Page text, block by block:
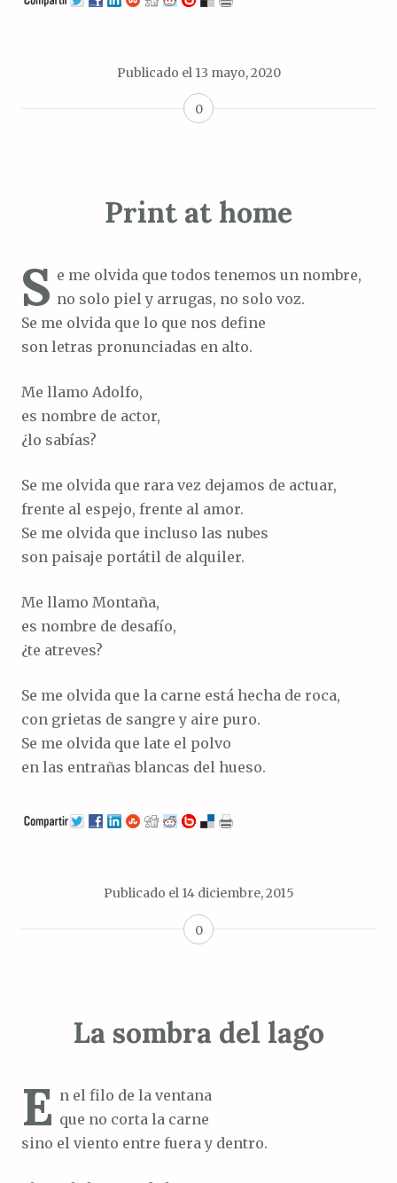
Publicado el 13 mayo, 2020
0
Print at home
S e me olvida que todos tenemos un nombre,
no solo piel y arrugas, no solo voz.
Se me olvida que lo que nos define
son letras pronunciadas en alto.
Me llamo Adolfo,
es nombre de actor,
¿lo sabías?
Se me olvida que rara vez dejamos de actuar,
frente al espejo, frente al amor.
Se me olvida que incluso las nubes
son paisaje portátil de alquiler.
Me llamo Montaña,
es nombre de desafío,
¿te atreves?
Se me olvida que la carne está hecha de roca,
con grietas de sangre y aire puro.
Se me olvida que late el polvo
en las entrañas blancas del hueso.
Publicado el 14 diciembre, 2015
0
La sombra del lago
E n el filo de la ventana
que no corta la carne
sino el viento entre fuera y dentro.